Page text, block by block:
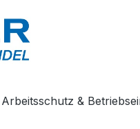
Arbeitsschutz &